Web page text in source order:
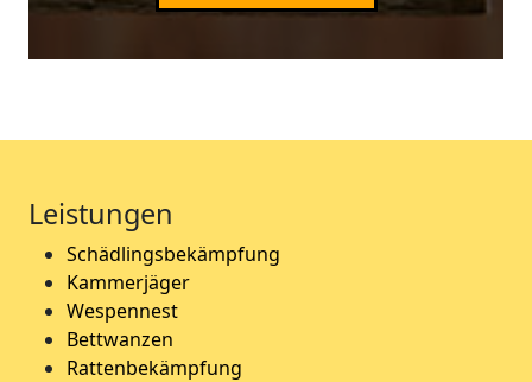
Leistungen
Schädlingsbekämpfung
Kammerjäger
Wespennest
Bettwanzen
Rattenbekämpfung